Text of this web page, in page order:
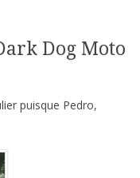
Dog Moto
puisque Pedro,